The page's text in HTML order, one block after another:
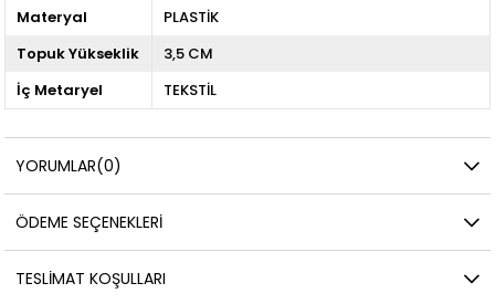
Materyal
PLASTİK
Topuk Yükseklik
3,5 CM
İç Metaryel
TEKSTİL
YORUMLAR(0)
ÖDEME SEÇENEKLERI
TESLIMAT KOŞULLARI